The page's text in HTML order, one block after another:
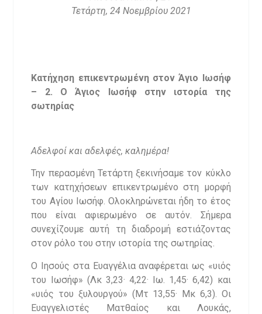
Τετάρτη, 24 Νοεμβρίου 2021
Κατήχηση επικεντρωμένη στον Άγιο Ιωσήφ
– 2. Ο Άγιος Ιωσήφ στην ιστορία της
σωτηρίας
Αδελφοί και αδελφές, καλημέρα!
Την περασμένη Τετάρτη ξεκινήσαμε τον κύκλο
των κατηχήσεων επικεντρωμένο στη μορφή
του Αγίου Ιωσήφ. Ολοκληρώνεται ήδη το έτος
που είναι αφιερωμένο σε αυτόν. Σήμερα
συνεχίζουμε αυτή τη διαδρομή εστιάζοντας
στον ρόλο του στην ιστορία της σωτηρίας.
Ο Ιησούς στα Ευαγγέλια αναφέρεται ως «υιός
του Ιωσήφ» (Λκ 3,23· 4,22· Ιω. 1,45· 6,42) και
«υιός του ξυλουργού» (Μτ 13,55· Μκ 6,3). Οι
Ευαγγελιστές Ματθαίος και Λουκάς,